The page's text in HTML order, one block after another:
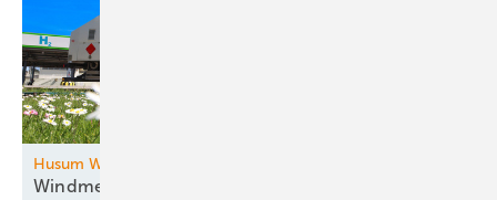
Husum Wind
Windmesse im Norden: Zukunftsthemen und